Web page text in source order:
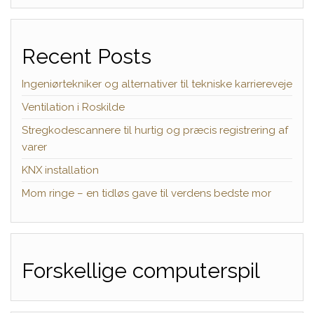
Recent Posts
Ingeniørtekniker og alternativer til tekniske karriereveje
Ventilation i Roskilde
Stregkodescannere til hurtig og præcis registrering af
varer
KNX installation
Mom ringe – en tidløs gave til verdens bedste mor
Forskellige computerspil